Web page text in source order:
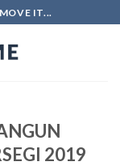
IT...
2019